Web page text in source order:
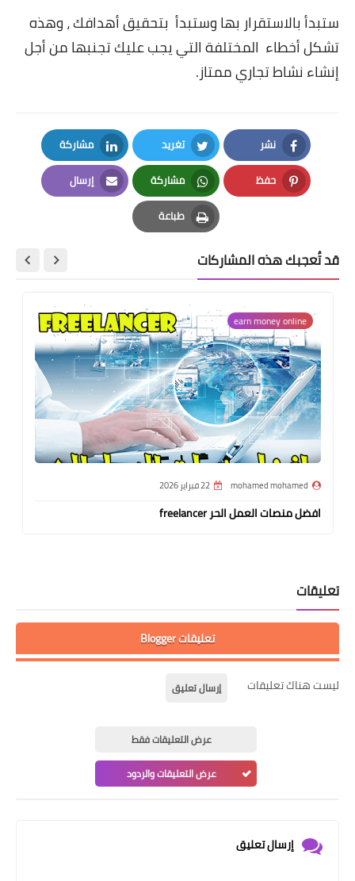
ستبدأ بالاستقرار بها وستبدأ بتحقيق أهدافك ، وهذه
تشكل أخطاء المختلفة التي يجب عليك تجنبها من أجل
إنشاء نشاط تجاري ممتاز.
نشر
Facebook
تغريد
Twitter
مشاركة
LinkedIn
حفظ
Pinterest
مشاركة
Whatsapp
إرسال
Email
طباعة
Print
قد تُعجبك هذه المشاركات
earn money online
mohamed mohamed 22 فبراير 2026
افضل منصات العمل الحر freelancer
تعليقات
تعليقات Blogger
ليست هناك تعليقات إرسال تعليق
عرض التعليقات فقط
عرض التعليقات والردود
إرسال تعليق